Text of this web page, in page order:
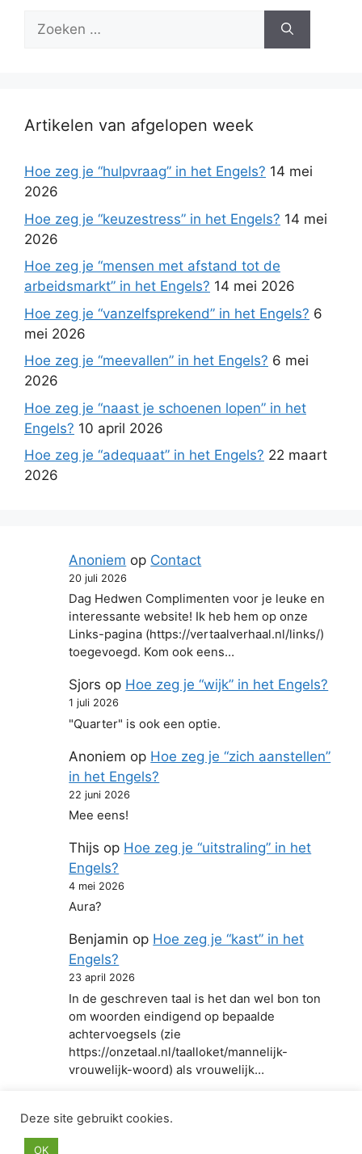
Zoek
Artikelen van afgelopen week
Hoe zeg je “hulpvraag” in het Engels? 14 mei
2026
Hoe zeg je “keuzestress” in het Engels? 14 mei
2026
Hoe zeg je “mensen met afstand tot de
arbeidsmarkt” in het Engels? 14 mei 2026
Hoe zeg je “vanzelfsprekend” in het Engels? 6
mei 2026
Hoe zeg je “meevallen” in het Engels? 6 mei
2026
Hoe zeg je “naast je schoenen lopen” in het
Engels? 10 april 2026
Hoe zeg je “adequaat” in het Engels? 22 maart
2026
Anoniem op Contact
20 juli 2026
Dag Hedwen Complimenten voor je leuke en
interessante website! Ik heb hem op onze
Links-pagina (https://vertaalverhaal.nl/links/)
toegevoegd. Kom ook eens…
Sjors op Hoe zeg je “wijk” in het Engels?
1 juli 2026
"Quarter" is ook een optie.
Anoniem op Hoe zeg je “zich aanstellen”
in het Engels?
22 juni 2026
Mee eens!
Thijs op Hoe zeg je “uitstraling” in het
Engels?
4 mei 2026
Aura?
Benjamin op Hoe zeg je “kast” in het
Engels?
23 april 2026
In de geschreven taal is het dan wel bon ton
om woorden eindigend op bepaalde
achtervoegsels (zie
https://onzetaal.nl/taalloket/mannelijk-
vrouwelijk-woord) als vrouwelijk…
© 2026 Hoe zeg je in het Engels
Deze site gebruikt cookies.
OK